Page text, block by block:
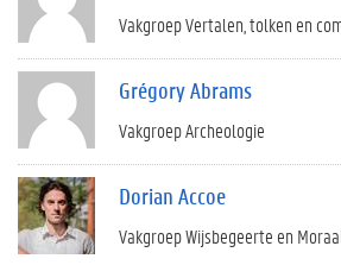
Vakgroep Vertalen, tolken en
Grégory Abrams
Vakgroep Archeologie
Dorian Accoe
Vakgroep Wijsbegeerte en